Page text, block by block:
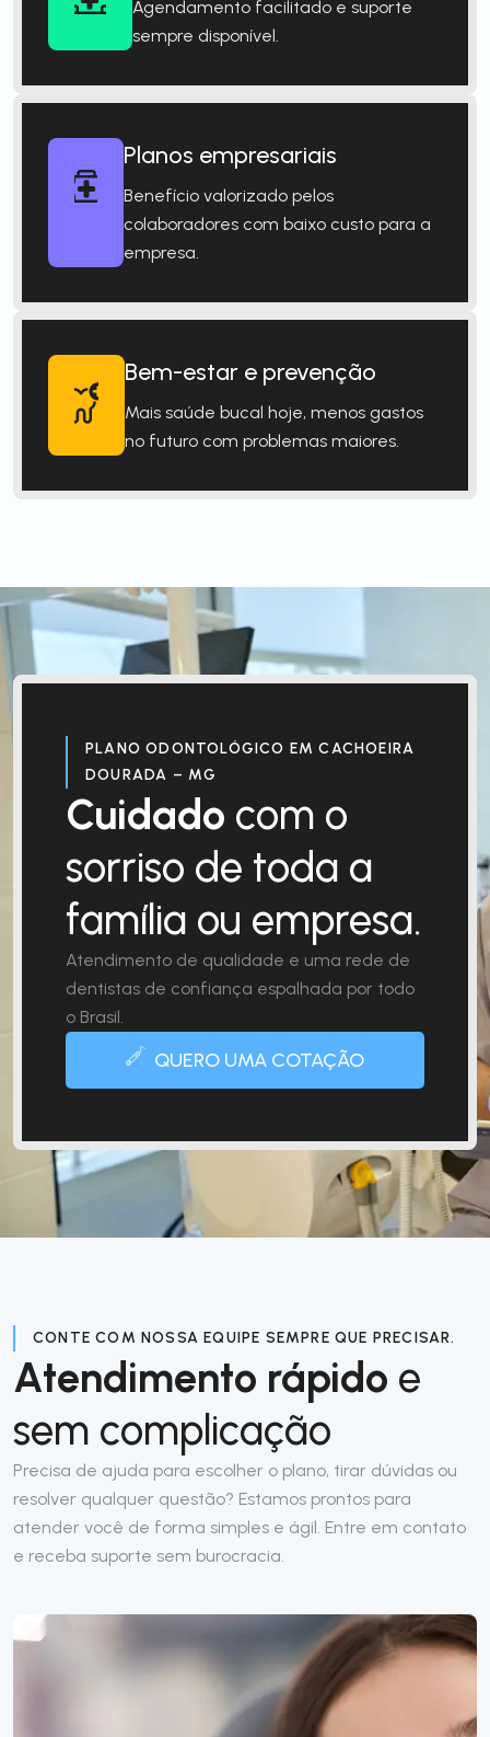
Agendamento facilitado e suporte
sempre disponível.
Planos empresariais
Benefício valorizado pelos
colaboradores com baixo custo para a
empresa.
Bem-estar e prevenção
Mais saúde bucal hoje, menos gastos
no futuro com problemas maiores.
PLANO ODONTOLÓGICO EM CACHOEIRA
DOURADA – MG
Cuidado com o
sorriso de toda a
família ou empresa.
Atendimento de qualidade e uma rede de
dentistas de confiança espalhada por todo
o Brasil.
QUERO UMA COTAÇÃO
CONTE COM NOSSA EQUIPE SEMPRE QUE PRECISAR.
Atendimento rápido e
sem complicação
Precisa de ajuda para escolher o plano, tirar dúvidas ou
resolver qualquer questão? Estamos prontos para
atender você de forma simples e ágil. Entre em contato
e receba suporte sem burocracia.